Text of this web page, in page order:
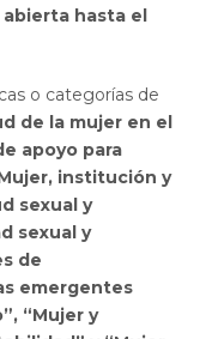
hasta el
o categorías de
de la mujer en el
apoyo para
institución y
sexual y
sexual y
de
emergentes
“Mujer y